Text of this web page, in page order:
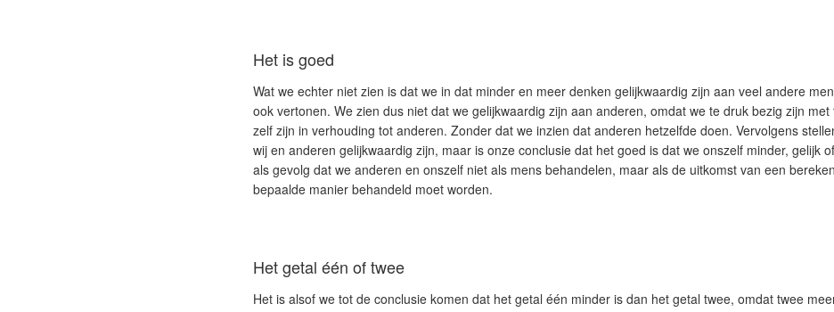
Het is goed
Wat we echter niet zien is dat we in dat minder en meer denken gelijkwaardig zijn aan veel andere
ook vertonen. We zien dus niet dat we gelijkwaardig zijn aan anderen, omdat we te druk bezig zijn
zelf zijn in verhouding tot anderen. Zonder dat we inzien dat anderen hetzelfde doen. Vervolgens
wij en anderen gelijkwaardig zijn, maar is onze conclusie dat het goed is dat we onszelf minder, gelijk
als gevolg dat we anderen en onszelf niet als mens behandelen, maar als de uitkomst van een
bepaalde manier behandeld moet worden.
Het getal één of twee
Het is alsof we tot de conclusie komen dat het getal één minder is dan het getal twee, omdat twee